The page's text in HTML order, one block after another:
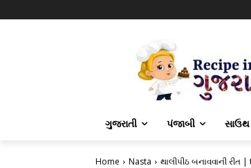
ગુજરાતી પંજાબી સાઉથ
Home Nasta થાલીપીઠ બનાવવાની